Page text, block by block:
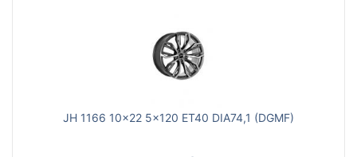
JH 1166 10x22 5x120 ET40 DIA74,1 (DGMF)